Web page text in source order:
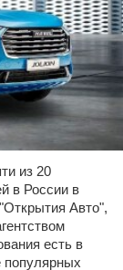
из 20
в России в
Авто",
есть в
популярных